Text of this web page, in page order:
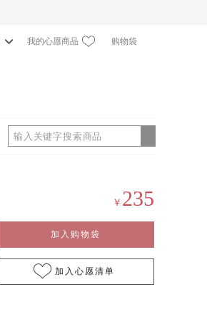
我的心愿商品 购物袋
￥ 235
加入购物袋
加入心愿清单